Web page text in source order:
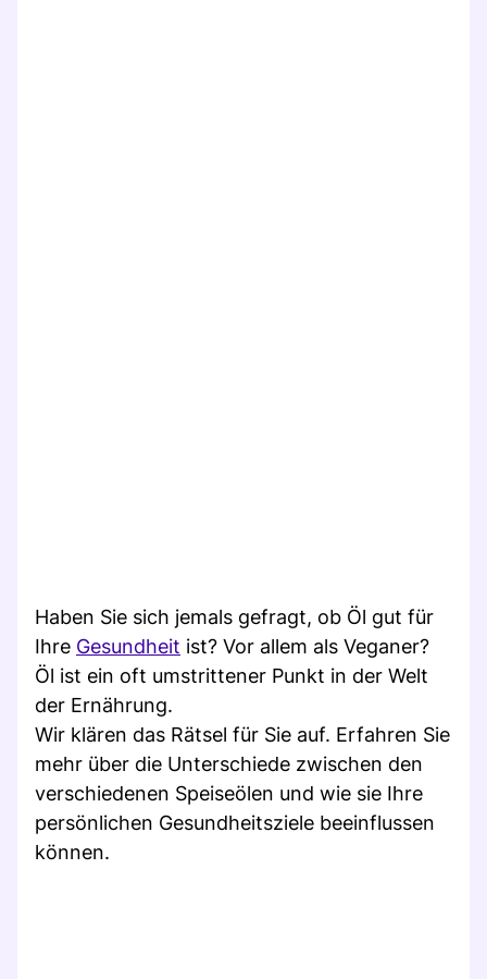
Haben Sie sich jemals gefragt, ob Öl gut für
Ihre Gesundheit ist? Vor allem als Veganer?
Öl ist ein oft umstrittener Punkt in der Welt
der Ernährung.
Wir klären das Rätsel für Sie auf. Erfahren Sie
mehr über die Unterschiede zwischen den
verschiedenen Speiseölen und wie sie Ihre
persönlichen Gesundheitsziele beeinflussen
können.